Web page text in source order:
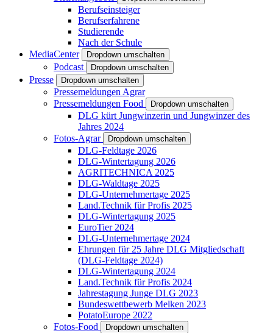
Berufseinsteiger
Berufserfahrene
Studierende
Nach der Schule
MediaCenter
Dropdown umschalten
Podcast Dropdown umschalten
Presse Dropdown umschalten
Pressemeldungen Agrar
Pressemeldungen Food
Dropdown umschalten
DLG kürt Jungwinzerin und Jungwinzer des
Jahres 2024
Fotos-Agrar
Dropdown umschalten
DLG-Feldtage 2026
DLG-Wintertagung 2026
AGRITECHNICA 2025
DLG-Waldtage 2025
DLG-Unternehmertage 2025
Land.Technik für Profis 2025
DLG-Wintertagung 2025
EuroTier 2024
DLG-Unternehmertage 2024
Ehrungen für 25 Jahre DLG Mitgliedschaft
(DLG-Feldtage 2024)
DLG-Wintertagung 2024
Land.Technik für Profis 2024
Jahrestagung Junge DLG 2023
Bundeswettbewerb Melken 2023
PotatoEurope 2022
Fotos-Food
Dropdown umschalten